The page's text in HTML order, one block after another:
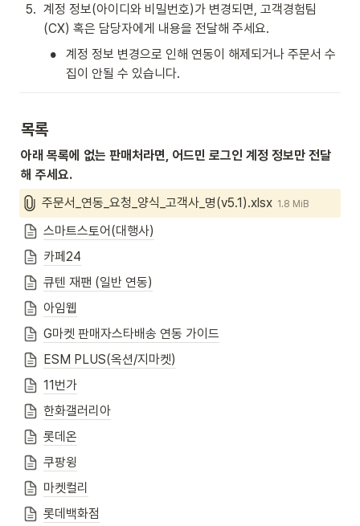
5. 계정 정보(아이디와 비밀번호)가 변경되면, 고객경험팀
(CX) 혹은 담당자에게 내용을 전달해 주세요.
•
계정 정보 변경으로 인해 연동이 해제되거나 주문서 수
집이 안될 수 있습니다.
목록
아래 목록에 없는 판매처라면, 어드민 로그인 계정 정보만 전달
해 주세요.
주문서_연동_요청_양식_고객사_명(v5.1).xlsx 1.8 MiB
스마트스토어(대행사)
카페24
큐텐 재팬 (일반 연동)
아임웹
G마켓 판매자스타배송 연동 가이드
ESM PLUS(옥션/지마켓)
11번가
한화갤러리아
롯데온
쿠팡윙
마켓컬리
롯데백화점